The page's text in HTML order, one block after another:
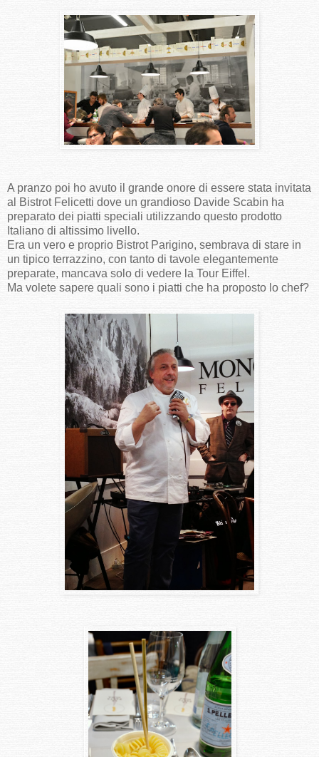
A pranzo poi ho avuto il grande onore di essere stata invitata
al Bistrot Felicetti dove un grandioso Davide Scabin ha
preparato dei piatti speciali utilizzando questo prodotto
Italiano di altissimo livello.
Era un vero e proprio Bistrot Parigino, sembrava di stare in
un tipico terrazzino, con tanto di tavole elegantemente
preparate, mancava solo di vedere la Tour Eiffel.
Ma volete sapere quali sono i piatti che ha proposto lo chef?